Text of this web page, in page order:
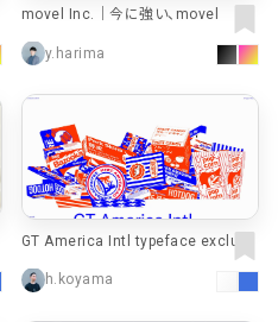
movel Inc.｜今に強い、movel
y.harima
GT America Intl typeface exclusi
vely at Grilli Type — Download Fre
e Trial Fonts
h.koyama